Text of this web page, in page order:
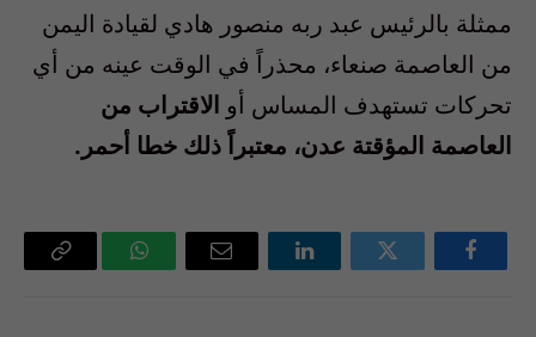
ممثلة بالرئيس عبد ربه منصور هادي لقيادة اليمن
من العاصمة صنعاء، محذراً في الوقت عينه من أي
تحركات تستهدف المساس أو الاقتراب من
العاصمة المؤقتة عدن، معتبراً ذلك خطا أحمر.
فيسبوك تويتر لينكدإن
البريد
واتساب Copy